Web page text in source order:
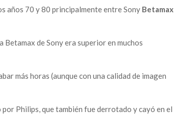
años 70 y 80 principalmente entre Sony Betamax
Betamax de Sony era superior en muchos
más horas (aunque con una calidad de imagen
por Philips, que también fue derrotado y cayó en el